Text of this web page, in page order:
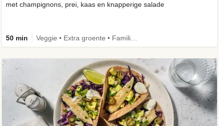
met champignons, prei, kaas en knapperige salade
50 min